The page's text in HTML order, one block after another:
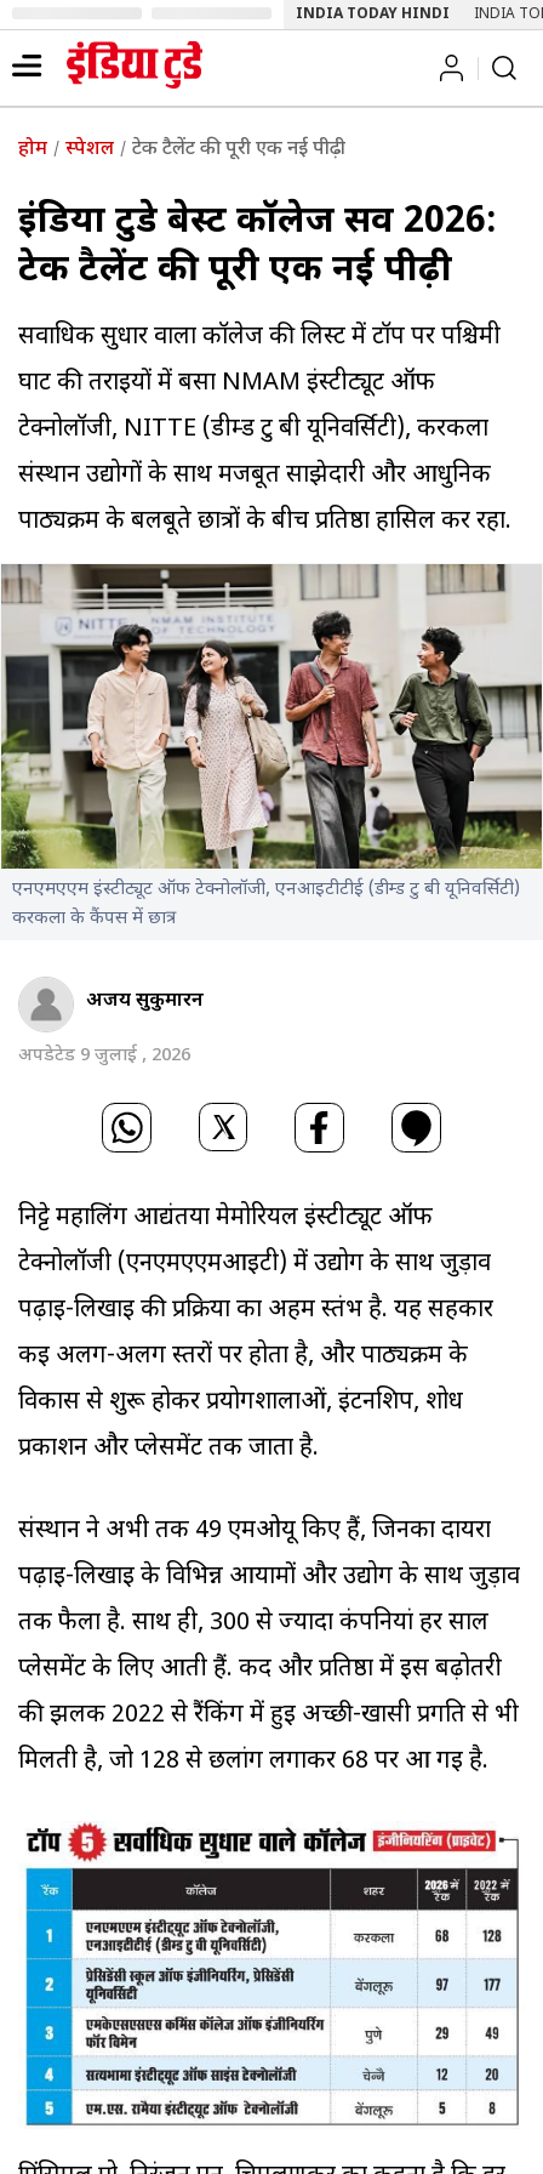
INDIA TODAY HINDI INDIA
होम स्पेशल टेक टैलेंट की पूरी एक नई पीढ़ी
इंडिया टुडे बेस्ट कॉलेज सर्वे 2026:
टेक टैलेंट की पूरी एक नई पीढ़ी
सर्वाधिक सुधार वाला कॉलेज की लिस्ट में टॉप पर पश्चिमी
घाट की तराइयों में बसा NMAM इंस्टीट्यूट ऑफ
टेक्नोलॉजी, NITTE (डीम्ड टु बी यूनिवर्सिटी), करकला
संस्थान उद्योगों के साथ मजबूत साझेदारी और आधुनिक
पाठ्यक्रम के बलबूते छात्रों के बीच प्रतिष्ठा हासिल कर रहा.
एनएमएएम इंस्टीट्यूट ऑफ टेक्नोलॉजी, एनआइटीटीई (डीम्ड टु बी यूनिवर्सिटी)
करकला के कैंपस में छात्र
अजय सुकुमारन
अपडेटेड 9 जुलाई , 2026
निट्टे महालिंग आद्यंतया मेमोरियल इंस्टीट्यूट ऑफ
टेक्नोलॉजी (एनएमएएमआइटी) में उद्योग के साथ जुड़ाव
पढ़ाई-लिखाई की प्रक्रिया का अहम स्तंभ है. यह सहकार
कई अलग-अलग स्तरों पर होता है, और पाठ्यक्रम के
विकास से शुरू होकर प्रयोगशालाओं, इंटर्नशिप, शोध
प्रकाशन और प्लेसमेंट तक जाता है.
संस्थान ने अभी तक 49 एमओयू किए हैं, जिनका दायरा
पढ़ाई-लिखाई के विभिन्न आयामों और उद्योग के साथ जुड़ाव
तक फैला है. साथ ही, 300 से ज्यादा कंपनियां हर साल
प्लेसमेंट के लिए आती हैं. कद और प्रतिष्ठा में इस बढ़ोतरी
की झलक 2022 से रैंकिंग में हुई अच्छी-खासी प्रगति से भी
मिलती है, जो 128 से छलांग लगाकर 68 पर आ गई है.